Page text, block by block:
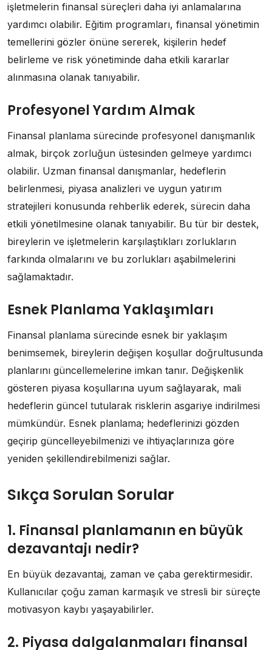
işletmelerin finansal süreçleri daha iyi anlamalarına
yardımcı olabilir. Eğitim programları, finansal yönetimin
temellerini gözler önüne sererek, kişilerin hedef
belirleme ve risk yönetiminde daha etkili kararlar
alınmasına olanak tanıyabilir.
Profesyonel Yardım Almak
Finansal planlama sürecinde profesyonel danışmanlık
almak, birçok zorluğun üstesinden gelmeye yardımcı
olabilir. Uzman finansal danışmanlar, hedeflerin
belirlenmesi, piyasa analizleri ve uygun yatırım
stratejileri konusunda rehberlik ederek, sürecin daha
etkili yönetilmesine olanak tanıyabilir. Bu tür bir destek,
bireylerin ve işletmelerin karşılaştıkları zorlukların
farkında olmalarını ve bu zorlukları aşabilmelerini
sağlamaktadır.
Esnek Planlama Yaklaşımları
Finansal planlama sürecinde esnek bir yaklaşım
benimsemek, bireylerin değişen koşullar doğrultusunda
planlarını güncellemelerine imkan tanır. Değişkenlik
gösteren piyasa koşullarına uyum sağlayarak, mali
hedeflerin güncel tutularak risklerin asgariye indirilmesi
mümkündür. Esnek planlama; hedeflerinizi gözden
geçirip güncelleyebilmenizi ve ihtiyaçlarınıza göre
yeniden şekillendirebilmenizi sağlar.
Sıkça Sorulan Sorular
1. Finansal planlamanın en büyük
dezavantajı nedir?
En büyük dezavantaj, zaman ve çaba gerektirmesidir.
Kullanıcılar çoğu zaman karmaşık ve stresli bir süreçte
motivasyon kaybı yaşayabilirler.
2. Piyasa dalgalanmaları finansal